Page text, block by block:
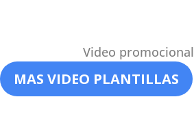
Video promocional
MAS VIDEO PLANTILLAS